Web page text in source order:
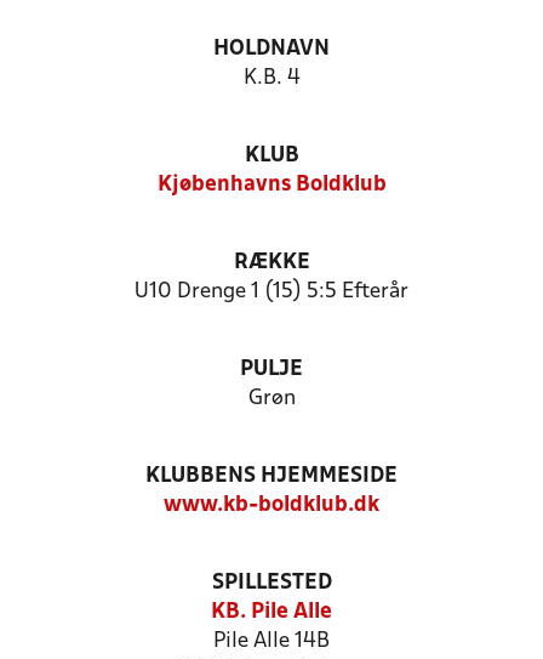
HOLDNAVN
K.B. 4
KLUB
Kjøbenhavns Boldklub
RÆKKE
U10 Drenge 1 (15) 5:5 Efterår
PULJE
Grøn
KLUBBENS HJEMMESIDE
www.kb-boldklub.dk
SPILLESTED
KB. Pile Alle
Pile Alle 14B